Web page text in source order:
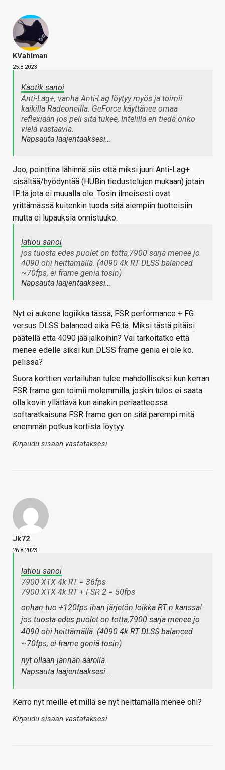
KVahlman
25.8.2023
Kaotik sanoi
Anti-Lag+, vanha Anti-Lag löytyy myös ja toimii
kaikilla Radeoneilla. GeForce käyttänee omaa
reflexiään jos peli sitä tukee, Intelillä en tiedä onko
vielä vastaavia.
Napsauta laajentaaksesi…
Joo, pointtina lähinnä siis että miksi juuri Anti-Lag+
sisältää/hyödyntää (HUBin tiedustelujen mukaan) jotain
IP:tä jota ei muualla ole. Tosin ilmeisesti ovat
yrittämässä kuitenkin tuoda sitä aiempiin tuotteisiin
mutta ei lupauksia onnistuuko.
latiou sanoi
jos tuosta edes puolet on totta,7900 sarja menee jo
4090 ohi heittämällä. (4090 4k RT DLSS balanced
~70fps, ei frame geniä tosin)
Napsauta laajentaaksesi…
Nyt ei aukene logiikka tässä, FSR performance + FG
versus DLSS balanced eikä FG:tä. Miksi tästä pitäisi
päätellä että 4090 jää jalkoihin? Vai tarkoitatko että
menee edelle siksi kun DLSS frame geniä ei ole ko.
pelissä?
Suora korttien vertailuhan tulee mahdolliseksi kun kerran
FSR frame gen toimii molemmilla, joskin tulos ei saata
olla kovin yllättävä kun ainakin periaatteessa
softaratkaisuna FSR frame gen on sitä parempi mitä
enemmän potkua kortista löytyy.
Kirjaudu sisään vastataksesi
Jk72
26.8.2023
latiou sanoi
7900 XTX 4k RT = 36fps
7900 XTX 4k RT + FSR 2 = 50fps
onhan tuo +120fps ihan järjetön loikka RT:n kanssa!
jos tuosta edes puolet on totta,7900 sarja menee jo
4090 ohi heittämällä. (4090 4k RT DLSS balanced
~70fps, ei frame geniä tosin)
nyt ollaan jännän äärellä.
Napsauta laajentaaksesi…
Kerro nyt meille et millä se nyt heittämällä menee ohi?
Kirjaudu sisään vastataksesi